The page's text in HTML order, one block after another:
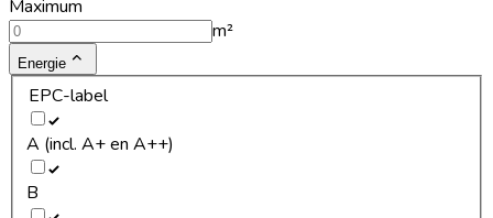
Maximum
m²
Energie
EPC-label
A (incl. A+ en A++)
B